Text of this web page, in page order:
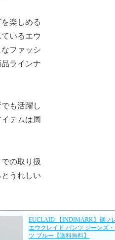
楽しめる
いるエウ
ファッシ
ラインナ
も活躍し
テムは周
の取り扱
うれしい
EUCLAID 【INDIMARK】裾フ
エウクレイド パンツ ジーンズ
ツ ブルー【送料無料】